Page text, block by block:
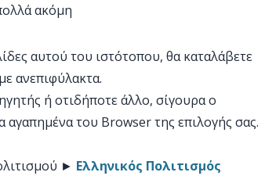
ακόμη
αυτού του ιστότοπου, θα καταλάβετε
ανεπιφύλακτα.
ή οτιδήποτε άλλο, σίγουρα ο
αγαπημένα του Browser της επιλογής σας.
► Ελληνικός Πολιτισμός